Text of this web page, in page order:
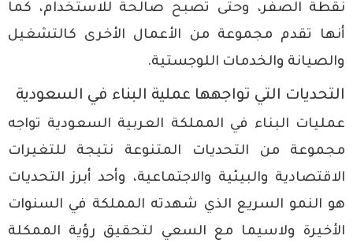
نقطة الصفر، وحتى تصبح صالحة للاستخدام، كما
أنها تقدم مجموعة من الأعمال الأخرى كالتشغيل
والصيانة والخدمات اللوجستية.
التحديات التي تواجهها عملية البناء في السعودية
عمليات البناء في المملكة العربية السعودية تواجه
مجموعة من التحديات المتنوعة نتيجة للتغيرات
الاقتصادية والبيئية والاجتماعية، وأحد أبرز التحديات
هو النمو السريع الذي شهدته المملكة في السنوات
الأخيرة ولاسيما مع السعي لتحقيق رؤية الممكلة